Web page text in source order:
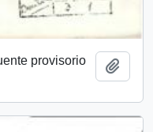
provisorio